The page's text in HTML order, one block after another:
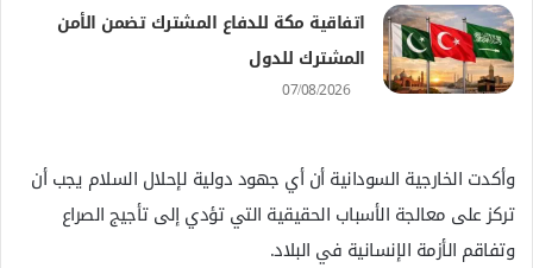
اتفاقية مكة للدفاع المشترك تضمن الأمن
المشترك للدول
07/08/2026
وأكدت الخارجية السودانية أن أي جهود دولية لإحلال السلام يجب أن
تركز على معالجة الأسباب الحقيقية التي تؤدي إلى تأجيج الصراع
وتفاقم الأزمة الإنسانية في البلاد.